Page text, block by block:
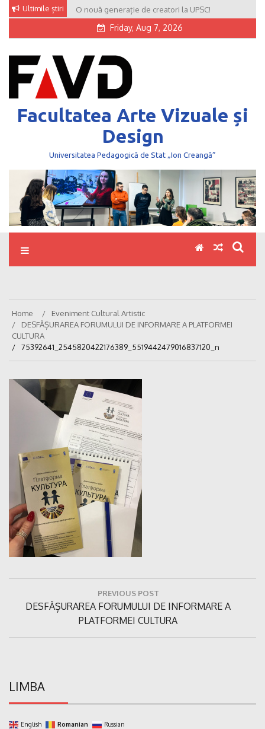
Skip
content
Ultimile știri O nouă generație de creatori la UPSC!
Friday, Aug 7, 2026
Facultatea Arte Vizuale și
Design
Universitatea Pedagogică de Stat „Ion Creangă”
Home
Eveniment Cultural Artistic
DESFĂȘURAREA FORUMULUI DE INFORMARE A PLATFORMEI
CULTURA
75392641_2545820422176389_5519442479016837120_n
articole
PREVIOUS POST
Previous
DESFĂȘURAREA FORUMULUI DE INFORMARE A
PLATFORMEI CULTURA
LIMBA
English Romanian Russian